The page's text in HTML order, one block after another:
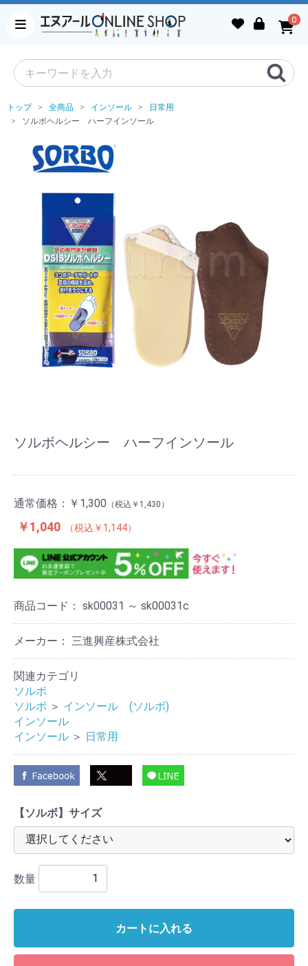
0
トップ 全商品 インソール
日常用
ソルボヘルシー ハーフインソール
ソルボヘルシー ハーフインソール
通常価格： ￥1,300 ￥1,430
￥1,040 ￥1,144
商品コード： sk00031 ～ sk00031c
メーカー： 三進興産株式会社
関連カテゴリ
ソルボ
ソルボ ＞ インソール (ソルボ)
インソール
インソール ＞ 日常用
【ソルボ】サイズ
数量
カートに入れる